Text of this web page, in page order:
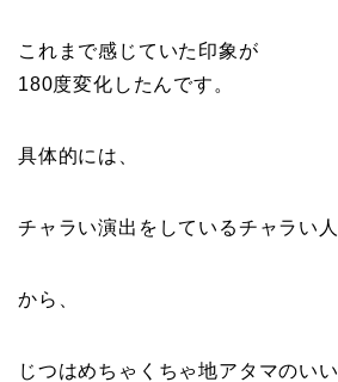
これまで感じていた印象が
180度変化したんです。
具体的には、
チャラい演出をしているチャラい人
から、
じつはめちゃくちゃ地アタマのいい